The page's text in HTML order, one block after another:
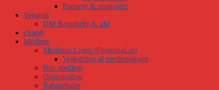
Partnere & sponsorer
Vejsport
DM Regularity 6. afd
eSport
Medlem
Medlems Login (ForeningLet)
Vejledning til medlemslogin
Bliv medlem
Organisation
Rabataftaler